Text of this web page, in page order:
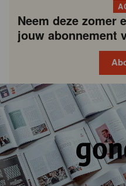
Neem deze zomer
jouw abonnement
Gondola
academy
Gondola
society